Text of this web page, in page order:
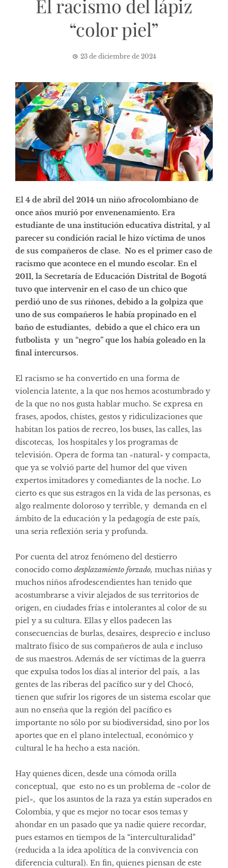
El racismo del lápiz
“color piel”
23 de diciembre de 2024
El 4 de abril del 2014 un niño afrocolombiano de
once años murió por envenenamiento. Era
estudiante de una institución educativa distrital, y al
parecer su condición racial le hizo víctima de unos
de sus compañeros de clase. No es el primer caso de
racismo que acontece en el mundo escolar. En el
2011, la Secretaría de Educación Distrital de Bogotá
tuvo que intervenir en el caso de un chico que
perdió uno de sus riñones, debido a la golpiza que
uno de sus compañeros le había propinado en el
baño de estudiantes, debido a que el chico era un
futbolista y un “negro” que los había goleado en la
final intercursos.
El racismo se ha convertido en una forma de
violencia latente, a la que nos hemos acostumbrado y
de la que no nos gusta hablar mucho. Se expresa en
frases, apodos, chistes, gestos y ridiculizaciones que
habitan los patios de recreo, los buses, las calles, las
discotecas, los hospitales y los programas de
televisión. Opera de forma tan «natural» y compacta,
que ya se volvió parte del humor del que viven
expertos imitadores y comediantes de la noche. Lo
cierto es que sus estragos en la vida de las personas, es
algo realmente doloroso y terrible, y demanda en el
ámbito de la educación y la pedagogía de este país,
una seria reflexión seria y profunda.
Por cuenta del atroz fenómeno del destierro
conocido como desplazamiento forzado, muchas niñas y
muchos niños afrodescendientes han tenido que
acostumbrarse a vivir alejados de sus territorios de
origen, en ciudades frías e intolerantes al color de su
piel y a su cultura. Ellas y ellos padecen las
consecuencias de burlas, desaires, desprecio e incluso
maltrato físico de sus compañeros de aula e incluso
de sus maestros. Además de ser víctimas de la guerra
que expulsa todos los días al interior del país, a las
gentes de las riberas del pacífico sur y del Chocó,
tienen que sufrir los rigores de un sistema escolar que
aun no enseña que la región del pacífico es
importante no sólo por su biodiversidad, sino por los
aportes que en el plano intelectual, económico y
cultural le ha hecho a esta nación.
Hay quienes dicen, desde una cómoda orilla
conceptual, que esto no es un problema de «color de
piel», que los asuntos de la raza ya están superados en
Colombia, y que es mejor no tocar esos temas y
ahondar en un pasado que ya nadie quiere recordar,
pues estamos en tiempos de la “interculturalidad”
(reducida a la idea apolítica de la convivencia con
diferencia cultural). En fin, quienes piensan de este